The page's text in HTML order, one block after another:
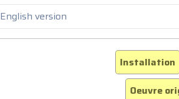
English version
Installation
Oeuvre